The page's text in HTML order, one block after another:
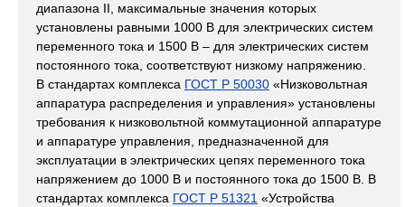
диапазона II, максимальные значения которых
установлены равными 1000 В для электрических систем
переменного тока и 1500 В – для электрических систем
постоянного тока, соответствуют низкому напряжению.
В стандартах комплекса ГОСТ Р 50030 «Низковольтная
аппаратура распределения и управления» установлены
требования к низковольтной коммутационной аппаратуре
и аппаратуре управления, предназначенной для
эксплуатации в электрических цепях переменного тока
напряжением до 1000 В и постоянного тока до 1500 В. В
стандартах комплекса ГОСТ Р 51321 «Устройства